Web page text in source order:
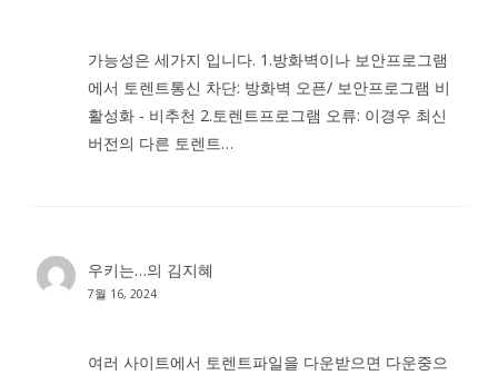
가능성은 세가지 입니다. 1.방화벽이나 보안프로그램
에서 토렌트통신 차단: 방화벽 오픈/ 보안프로그램 비
활성화 - 비추천 2.토렌트프로그램 오류: 이경우 최신
버전의 다른 토렌트…
우키는…의 김지혜
7월 16, 2024
여러 사이트에서 토렌트파일을 다운받으면 다운중으